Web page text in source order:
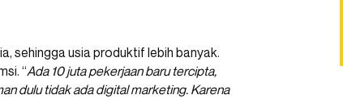
sehingga usia produktif lebih banyak.
“Ada 10 juta pekerjaan baru tercipta,
dulu tidak ada digital marketing. Karena